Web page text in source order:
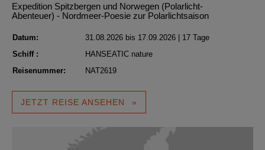
Expedition Spitzbergen und Norwegen (Polarlicht-
Abenteuer) - Nordmeer-Poesie zur Polarlichtsaison
Datum:
31.08.2026 bis 17.09.2026 | 17 Tage
Schiff :
HANSEATIC nature
Reisenummer:
NAT2619
JETZT REISE ANSEHEN